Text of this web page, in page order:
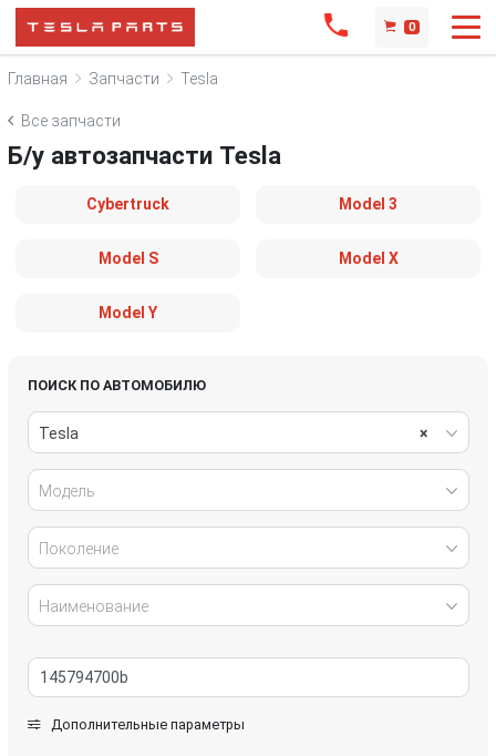
0
Главная Запчасти Tesla
Все запчасти
Б/у автозапчасти Tesla
Cybertruck Model 3
Model S Model X
Model Y
ПОИСК ПО АВТОМОБИЛЮ
×
Tesla
Модель
Поколение
Наименование
Дополнительные параметры